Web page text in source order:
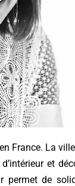
France. La
et
permet de